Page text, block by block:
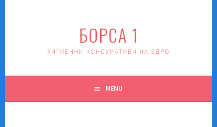
БОРСА 1
ХИГИЕННИ КОНСУМАТИВИ НА ЕДРО
MENU